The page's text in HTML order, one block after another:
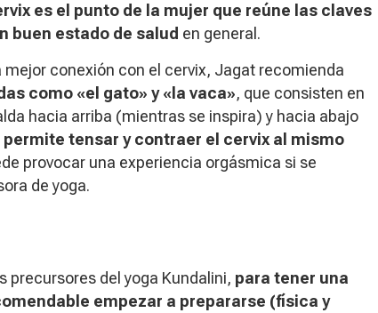
es el punto de la mujer que reúne las claves
buen estado de salud en general.
conexión con el cervix, Jagat recomienda
como «el gato» y «la vaca», que consisten en
hacia arriba (mientras se inspira) y hacia abajo
tensar y contraer el cervix al mismo
provocar una experiencia orgásmica si se
de yoga.
precursores del yoga Kundalini, para tener una
empezar a prepararse (física y